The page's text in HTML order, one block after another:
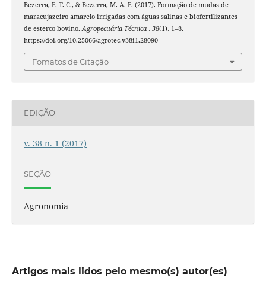
Bezerra, F. T. C., & Bezerra, M. A. F. (2017). Formação de mudas de
maracujazeiro amarelo irrigadas com águas salinas e biofertilizantes
de esterco bovino.Agropecuária Técnica , 38(1), 1–8.
https://doi.org/10.25066/agrotec.v38i1.28090
Fomatos de Citação
EDIÇÃO
v. 38 n. 1 (2017)
SEÇÃO
Agronomia
Artigos mais lidos pelo mesmo(s) autor(es)